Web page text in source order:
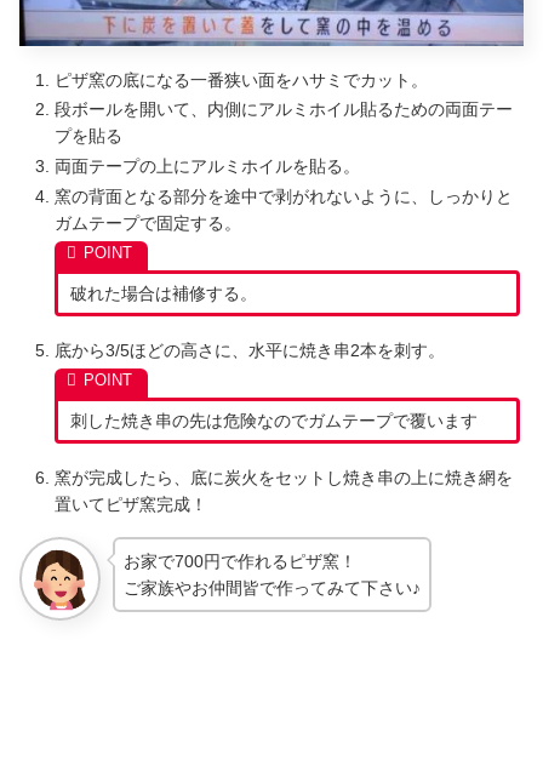
ピザ窯の底になる一番狭い面をハサミでカット。
段ボールを開いて、内側にアルミホイル貼るための両面テー
プを貼る
両面テープの上にアルミホイルを貼る。
窯の背面となる部分を途中で剥がれないように、しっかりと
ガムテープで固定する。
破れた場合は補修する。
底から3/5ほどの高さに、水平に焼き串2本を刺す。
刺した焼き串の先は危険なのでガムテープで覆います
窯が完成したら、底に炭火をセットし焼き串の上に焼き網を
置いてピザ窯完成！
お家で700円で作れるピザ窯！
ご家族やお仲間皆で作ってみて下さい♪